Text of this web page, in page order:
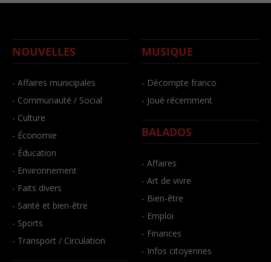
NOUVELLES
- Affaires municipales
- Communauté / Social
- Culture
- Économie
- Éducation
- Environnement
- Faits divers
- Santé et bien-être
- Sports
- Transport / Circulation
MUSIQUE
- Décompte franco
- Joué récemment
BALADOS
- Affaires
- Art de vivre
- Bien-être
- Emploi
- Finances
- Infos citoyennes